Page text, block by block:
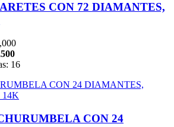
CON 72 DIAMANTES,
16
CON 24